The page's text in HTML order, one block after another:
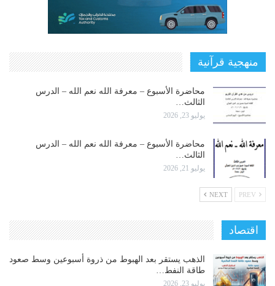
منهجية قرآنية
محاضرة الأسبوع – معرفة الله نعم الله – الدرس
الثالث…
يوليو 23, 2026
محاضرة الأسبوع – معرفة الله نعم الله – الدرس
الثالث…
يوليو 21, 2026
NEXT
اقتصاد
الذهب يستقر بعد الهبوط من ذروة أسبوعين وسط صعود
طاقة النفط…
يوليو 23, 2026